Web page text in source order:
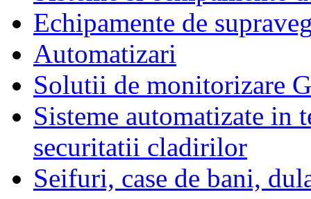
Echipamente de
Automatizari
Solutii de monitorizare
Sisteme automatizate in
securitatii cladirilor
Seifuri, case de bani,